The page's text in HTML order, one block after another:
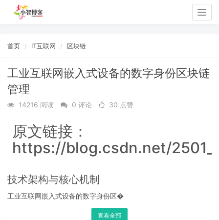
首页 IT互联网 区块链
工业互联网嵌入式设备的数字身份区块链
管理
14216 阅读 0 评论 30 点赞
原文链接：
https://blog.csdn.net/
技术架构与核心机制
工业互联网嵌入式设备的数字身份区�
查看全部